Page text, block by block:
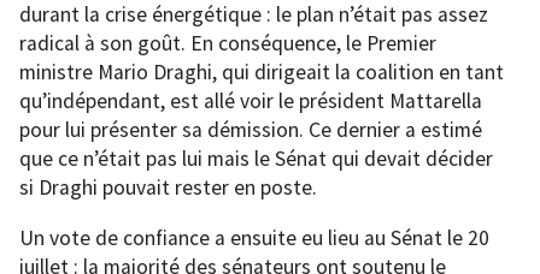
durant la crise énergétique : le plan n’était pas assez
radical à son goût. En conséquence, le Premier
ministre Mario Draghi, qui dirigeait la coalition en tant
qu’indépendant, est allé voir le président Mattarella
pour lui présenter sa démission. Ce dernier a estimé
que ce n’était pas lui mais le Sénat qui devait décider
si Draghi pouvait rester en poste.
Un vote de confiance a ensuite eu lieu au Sénat le 20
juillet : la majorité des sénateurs ont soutenu le